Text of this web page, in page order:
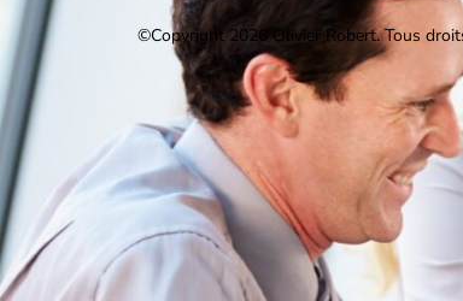
©Copyright 2026 Olivier Robert.Tous